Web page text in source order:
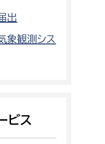
出
象観測シス
ビス